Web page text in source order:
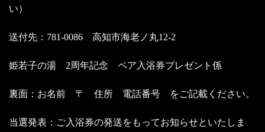
い）
送付先：781-0086 高知市海老ノ丸12-2
姫若子の湯 2周年記念 ペア入浴券プレゼント係
裏面：お名前 〒 住所 電話番号 をご記載ください。
当選発表：ご入浴券の発送をもってお知らせといたしま